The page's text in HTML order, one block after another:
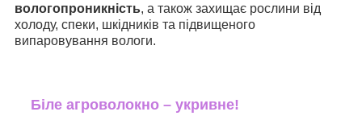
вологопроникність, а також захищає рослини від
холоду, спеки, шкідників та підвищеного
випаровування вологи.
Біле агроволокно – укривне!